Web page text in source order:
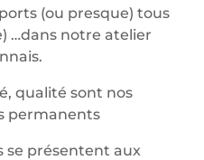
(ou presque) tous
…dans notre atelier
qualité sont nos
permanents
se présentent aux